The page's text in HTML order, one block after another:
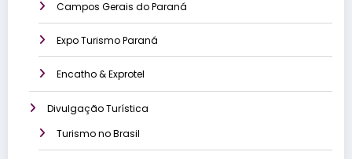
Campos Gerais do Paraná
Expo Turismo Paraná
Encatho & Exprotel
Divulgação Turística
Turismo no Brasil